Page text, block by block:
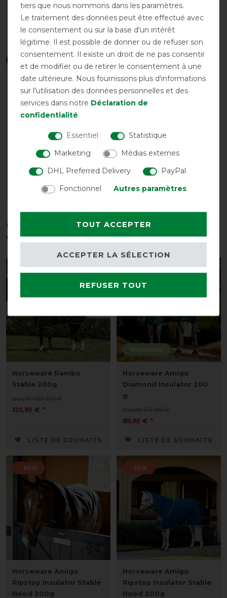
Best-seller
-10%
Horseware Cordon de
recouvert de PVC - Pièce
8,05 € *
LISTE DE SOUHAITS
Ces produits pourraient également
vous intéresser
-10%
Horseware Rambo
Stable 200g
avant 139,90 €
125,95 € *
LISTE DE SOUHAITS
Nouveau
-10%
Horseware Amigo
Diamond Insulator 200
g
avant 99,95 €
89,95 € *
LISTE DE SOUHAITS
-10%
Horseware Amigo
Ripstop Insulator Stable
Hood 200g
-10%
Horseware Amigo
Ripstop Insulator Stable
Hood 200g
tiers que nous nommons dans les paramètres.
Le traitement des données peut être effectué avec
le consentement ou sur la base d'un intérêt
légitime. Il est possible de donner ou de refuser son
consentement. Il existe un droit de ne pas consentir
et de modifier ou de retirer le consentement à une
date ultérieure. Nous fournissons plus d'informations
sur l'utilisation des données personnelles et des
services dans notre Déclaration de
confidentialité.
Essentiel
Statistique
Marketing
Médias externes
DHL Preferred Delivery
PayPal
Fonctionnel
Autres paramètres
TOUT ACCEPTER
REFUSER TOUT
ACCEPTER LA SÉLECTION